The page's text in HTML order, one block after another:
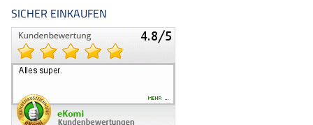
SICHER EINKAUFEN